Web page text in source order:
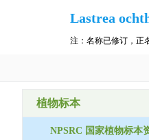
Lastrea
注：名称已修订，正
植物标本
NPSRC 国家植物标本